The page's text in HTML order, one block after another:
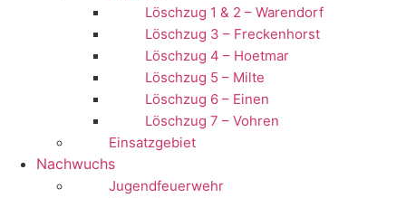
Löschzug 1 & 2 – Warendorf
Löschzug 3 – Freckenhorst
Löschzug 4 – Hoetmar
Löschzug 5 – Milte
Löschzug 6 – Einen
Löschzug 7 – Vohren
Einsatzgebiet
Nachwuchs
Jugendfeuerwehr